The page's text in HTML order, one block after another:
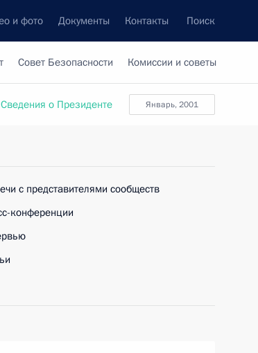
и фото Документы Контакты Поиск
Совет Безопасности Комиссии и советы
январь, 2001
Сведения о Президенте
с представителями сообществ
конференции